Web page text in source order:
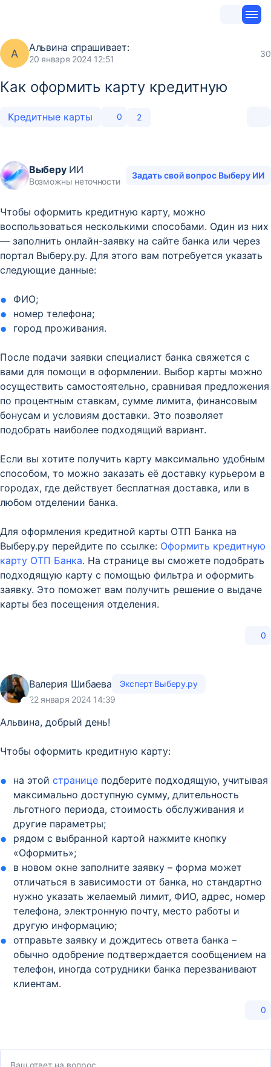
А Альвина спрашивает:
20 января 2024 12:51
30
Как оформить карту кредитную
Кредитные карты 0 2
ВыберуИИ
Возможны неточности
Задать свой вопрос Выберу ИИ
Чтобы оформить кредитную карту, можно
воспользоваться несколькими способами. Один из них
— заполнить онлайн-заявку на сайте банка или через
портал Выберу.ру. Для этого вам потребуется указать
следующие данные:
ФИО;
номер телефона;
город проживания.
После подачи заявки специалист банка свяжется с
вами для помощи в оформлении. Выбор карты можно
осуществить самостоятельно, сравнивая предложения
по процентным ставкам, сумме лимита, финансовым
бонусам и условиям доставки. Это позволяет
подобрать наиболее подходящий вариант.
Если вы хотите получить карту максимально удобным
способом, то можно заказать её доставку курьером в
городах, где действует бесплатная доставка, или в
любом отделении банка.
Для оформления кредитной карты ОТП Банка на
Выберу.ру перейдите по ссылке: Оформить кредитную
карту ОТП Банка. На странице вы сможете подобрать
подходящую карту с помощью фильтра и оформить
заявку. Это поможет вам получить решение о выдаче
карты без посещения отделения.
0
Валерия Шибаева
Эксперт Выберу.ру
22 января 2024 14:39
Альвина, добрый день!
Чтобы оформить кредитную карту:
на этойстранице подберите подходящую, учитывая
максимально доступную сумму, длительность
льготного периода, стоимость обслуживания и
другие параметры;
рядом с выбранной картой нажмите кнопку
«Оформить»;
в новом окне заполните заявку – форма может
отличаться в зависимости от банка, но стандартно
нужно указать желаемый лимит, ФИО, адрес, номер
телефона, электронную почту, место работы и
другую информацию;
отправьте заявку и дождитесь ответа банка –
обычно одобрение подтверждается сообщением на
телефон, иногда сотрудники банка перезванивают
клиентам.
0